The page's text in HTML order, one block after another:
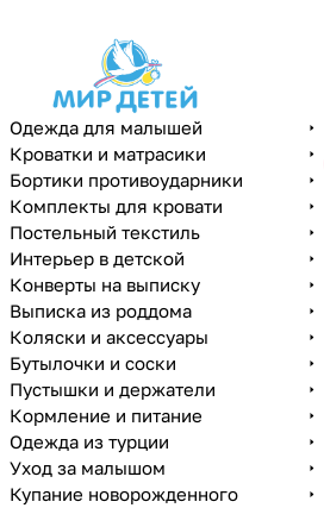
Одежда для малышей
Кроватки и матрасики
Бортики противоударники
Комплекты для кровати
Постельный текстиль
Интерьер в детской
Конверты на выписку
Выписка из роддома
Коляски и аксессуары
Бутылочки и соски
Пустышки и держатели
Кормление и питание
Одежда из турции
Уход за малышом
Купание новорожденного